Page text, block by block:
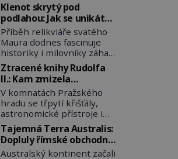
Klenot skrytý pod
podlahou: Jak se unikátní
románský poklad dostal
do zapadlého Bečova?
Příběh relikviáře svatého
Maura dodnes fascinuje
historiky i milovníky záhad
po celém světě. Tato
románská zlatnická
památka ze 13. století je
po českých korunovačních
klenotech druhým
nejcennějším movitým
majetkem v České
republice. Přestože byl
klenot v roce 1985 po
Ztracené knihy Rudolfa
II.: Kam zmizela
nejzáhadnější knihovna
Evropy?
V komnatách Pražského
hradu se třpytí křišťály,
astronomické přístroje i
podivné alchymistické
rukopisy. Císař Rudolf II.
shromažďuje vše, co
souvisí s tajemstvím
Tajemná Terra Australis:
Dopluly římské obchodní
lodě až do Austrálie?
Australský kontinent začali